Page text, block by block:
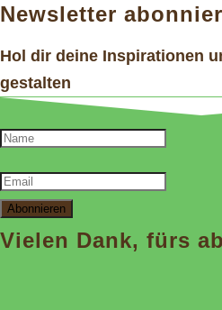
Newsletter
Hol dir deine Inspirationen
gestalten
Abonnieren
Vielen Dank, fürs